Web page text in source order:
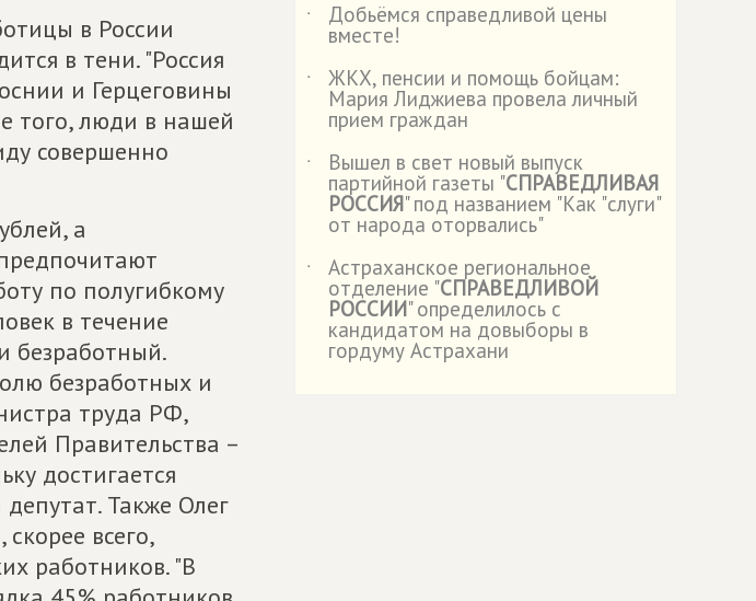
в России
в тени. "Россия
и Герцеговины
того, люди в нашей
совершенно
а
по полугибкому
в течение
безработный.
безработных и
труда РФ,
Правительства –
достигается
Также Олег
всего,
работников. "В
˙
Добьёмся справедливой цены
вместе!
˙
ЖКХ, пенсии и помощь бойцам:
Мария Лиджиева провела личный
прием граждан
˙
Вышел в свет новый выпуск
партийной газеты "СПРАВЕДЛИВАЯ
РОССИЯ" под названием "Как "слуги"
от народа оторвались"
˙
Астраханское региональное
отделение "СПРАВЕДЛИВОЙ
РОССИИ" определилось с
кандидатом на довыборы в
гордуму Астрахани